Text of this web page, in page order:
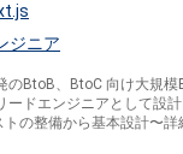
ジニア
のBtoB、BtoC 向け大規模
ードエンジニアとして設
の整備から基本設計〜